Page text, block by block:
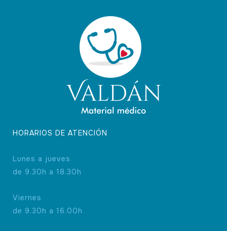
HORARIOS DE ATENCIÓN
Lunes a jueves
de 9.30h a 18.30h
Viernes
de 9.30h a 16.00h